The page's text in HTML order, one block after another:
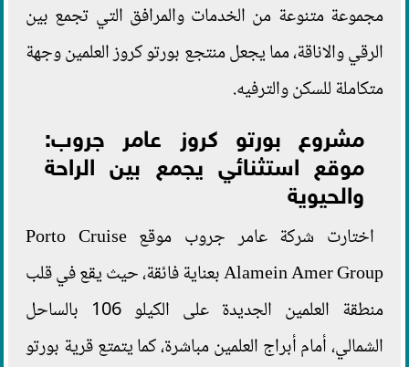
مجموعة متنوعة من الخدمات والمرافق التي تجمع بين
الرقي والاناقة، مما يجعل منتجع بورتو كروز العلمين وجهة
متكاملة للسكن والترفيه.
مشروع بورتو كروز عامر جروب:
موقع استثنائي يجمع بين الراحة
والحيوية
اختارت شركة عامر جروب موقع Porto Cruise
Alamein Amer Group بعناية فائقة، حيث يقع في قلب
منطقة العلمين الجديدة على الكيلو 106 بالساحل
الشمالي، أمام أبراج العلمين مباشرة، كما يتمتع قرية بورتو